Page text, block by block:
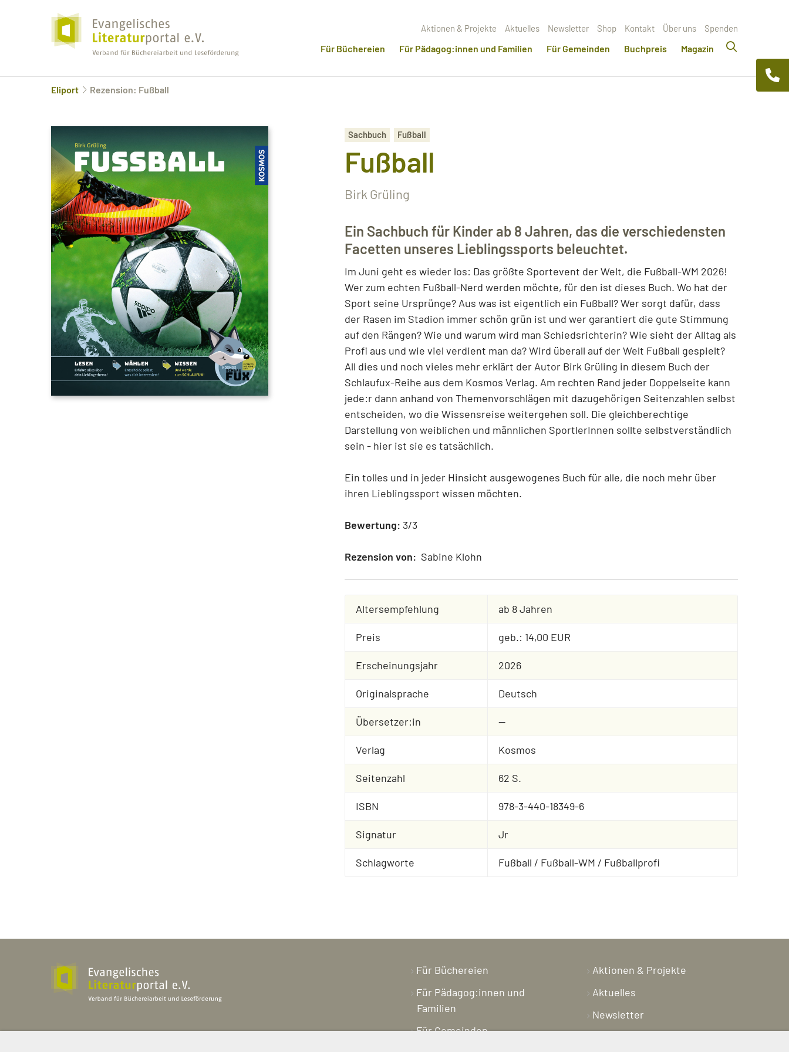
Aktionen & Projekte Aktuelles Newsletter Shop Kontakt Über uns Spenden
Für Büchereien Für Pädagog:innen und Familien Für Gemeinden Buchpreis Magazin
Eliport Rezension: Fußball
Sachbuch Fußball
Fußball
Birk Grüling
Ein Sachbuch für Kinder ab 8 Jahren, das die verschiedensten
Facetten unseres Lieblingssports beleuchtet.
Im Juni geht es wieder los: Das größte Sportevent der Welt, die Fußball-WM 2026!
Wer zum echten Fußball-Nerd werden möchte, für den ist dieses Buch. Wo hat der
Sport seine Ursprünge? Aus was ist eigentlich ein Fußball? Wer sorgt dafür, dass
der Rasen im Stadion immer schön grün ist und wer garantiert die gute Stimmung
auf den Rängen? Wie und warum wird man Schiedsrichterin? Wie sieht der Alltag als
Profi aus und wie viel verdient man da? Wird überall auf der Welt Fußball gespielt?
All dies und noch vieles mehr erklärt der Autor Birk Grüling in diesem Buch der
Schlaufux-Reihe aus dem Kosmos Verlag. Am rechten Rand jeder Doppelseite kann
jede:r dann anhand von Themenvorschlägen mit dazugehörigen Seitenzahlen selbst
entscheiden, wo die Wissensreise weitergehen soll. Die gleichberechtige
Darstellung von weiblichen und männlichen SportlerInnen sollte selbstverständlich
sein - hier ist sie es tatsächlich.
Ein tolles und in jeder Hinsicht ausgewogenes Buch für alle, die noch mehr über
ihren Lieblingssport wissen möchten.
Bewertung: 3/3
Rezension von: Sabine Klohn
Altersempfehlung ab 8 Jahren
Preis geb.: 14,00 EUR
Erscheinungsjahr 2026
Originalsprache Deutsch
Übersetzer:in --
Verlag Kosmos
Seitenzahl 62 S.
ISBN 978-3-440-18349-6
Signatur Jr
Schlagworte Fußball / Fußball-WM / Fußballprofi
Für Büchereien
Für Pädagog:innen und
Familien
Für Gemeinden
Aktionen & Projekte
Aktuelles
Newsletter